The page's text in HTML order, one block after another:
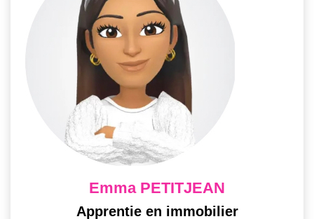
Emma PETITJEAN
Apprentie en immobilier